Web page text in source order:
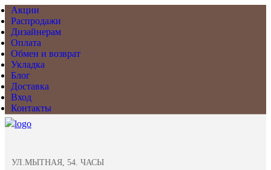
Акции
Распродажи
Дизайнерам
Оплата
Обмен и возврат
Укладка
Блог
Доставка
Вход
Контакты
УЛ.МЫТНАЯ, 54. ЧАСЫ